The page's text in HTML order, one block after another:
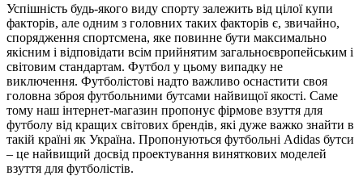
Успішність будь-якого виду спорту залежить від цілої купи
факторів, але одним з головних таких факторів є, звичайно,
спорядження спортсмена, яке повинне бути максимально
якісним і відповідати всім прийнятим загальноєвропейським і
світовим стандартам. Футбол у цьому випадку не
виключення. Футболістові надто важливо оснастити своя
головна зброя футбольними бутсами найвищої якості. Саме
тому наш інтернет-магазин пропонує фірмове взуття для
футболу від кращих світових брендів, які дуже важко знайти в
такій країні як Україна. Пропонуються футбольні Adidas бутси
– це найвищий досвід проектування виняткових моделей
взуття для футболістів.